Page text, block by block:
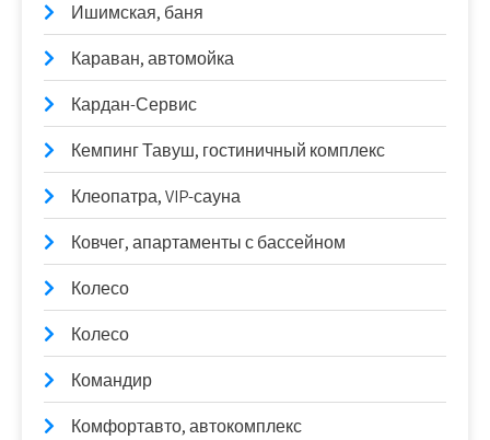
Ишимская, баня
Караван, автомойка
Кардан-Сервис
Кемпинг Тавуш, гостиничный комплекс
Клеопатра, VIP-сауна
Ковчег, апартаменты с бассейном
Колесо
Колесо
Командир
Комфортавто, автокомплекс